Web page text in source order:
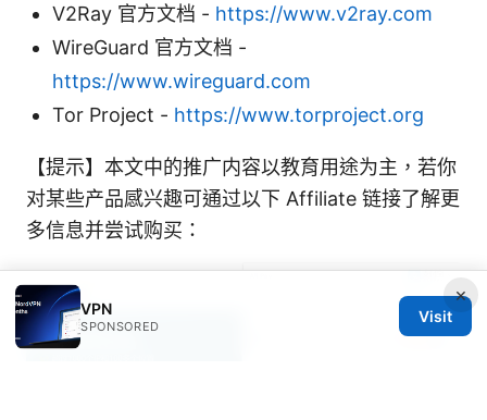
V2Ray 官方文档 - https://www.v2ray.com
WireGuard 官方文档 -
https://www.wireguard.com
Tor Project - https://www.torproject.org
【提示】本文中的推广内容以教育用途为主，若你
对某些产品感兴趣可通过以下 Affiliate 链接了解更
多信息并尝试购买：
×
VPN
SPONSORED
Visit